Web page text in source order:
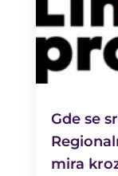
Gde se
mira